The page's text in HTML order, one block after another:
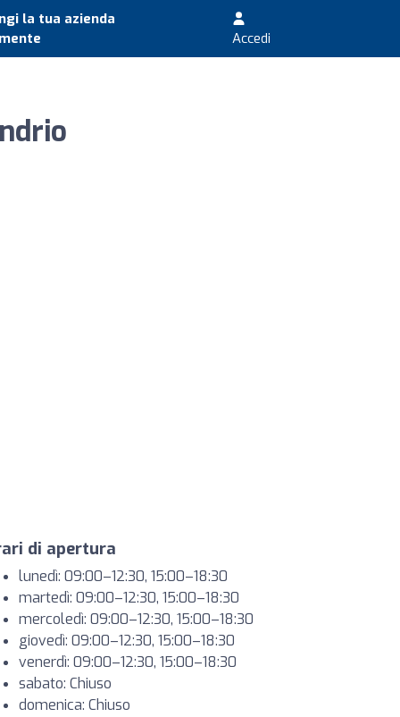
la tua azienda
Accedi
di apertura
lunedì: 09:00–12:30, 15:00–18:30
martedì: 09:00–12:30, 15:00–18:30
mercoledì: 09:00–12:30, 15:00–18:30
giovedì: 09:00–12:30, 15:00–18:30
venerdì: 09:00–12:30, 15:00–18:30
sabato: Chiuso
domenica: Chiuso